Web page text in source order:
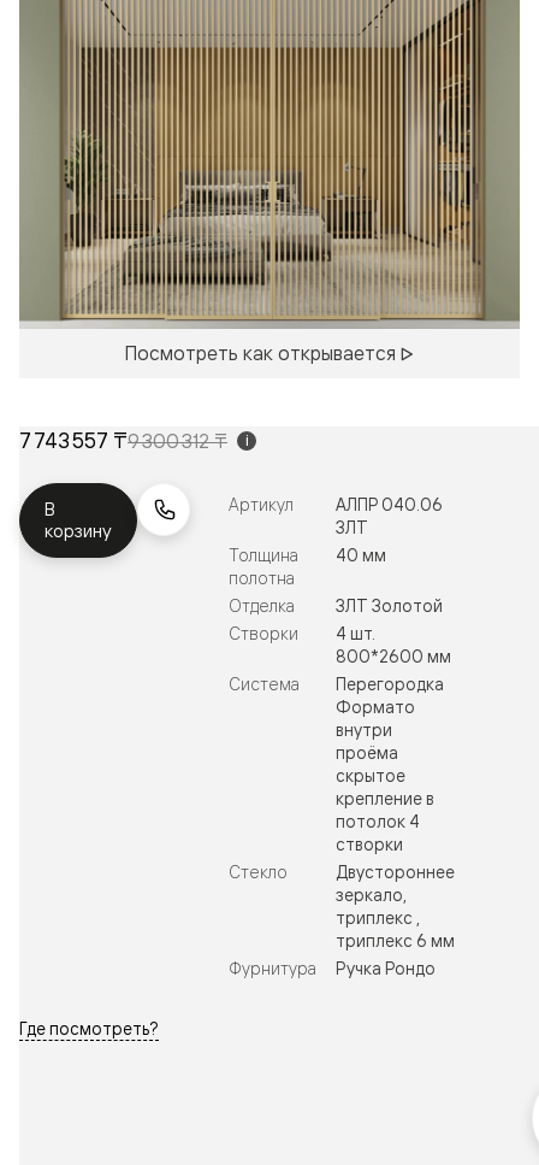
Посмотреть как открывается
7 743 557 ₸9 300 312 ₸ i
В
корзину
Артикул
АЛПР 040.06
ЗЛТ
Толщина
полотна
40 мм
Отделка
ЗЛТ Золотой
Створки
4 шт.
800*2600 мм
Система
Перегородка
Формато
внутри
проёма
скрытое
крепление в
потолок 4
створки
Стекло
Двустороннее
зеркало,
триплекс ,
триплекс 6 мм
Фурнитура
Ручка Рондо
Где посмотреть?